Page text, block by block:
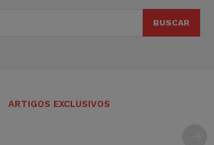
BUSCAR
ARTIGOS EXCLUSIVOS